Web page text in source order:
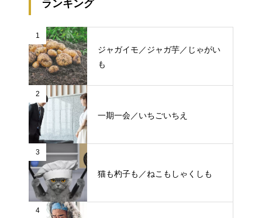
ランキング
1
ジャガイモ／ジャガ芋／じゃがい
も
2
一期一会／いちごいちえ
3
猫も杓子も／ねこもしゃくしも
4